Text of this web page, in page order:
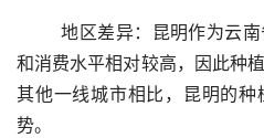
	地区差异：昆明作为云南省的省会城市，其医疗水平
和消费水平相对较高，因此种
其他一线城市相比，昆明的
势。